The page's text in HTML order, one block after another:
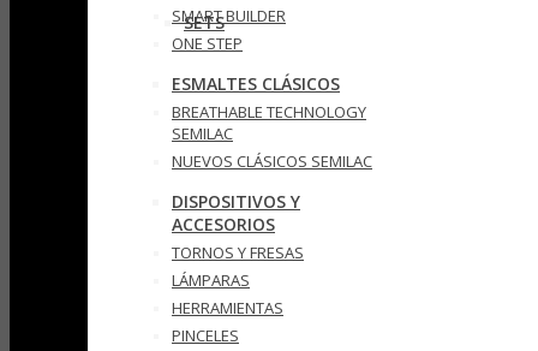
SETS
SMART BUILDER
ONE STEP
ESMALTES CLÁSICOS
BREATHABLE TECHNOLOGY
SEMILAC
NUEVOS CLÁSICOS SEMILAC
DISPOSITIVOS Y
ACCESORIOS
TORNOS Y FRESAS
LÁMPARAS
HERRAMIENTAS
PINCELES